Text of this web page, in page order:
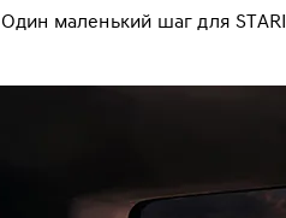
Один маленький шаг для